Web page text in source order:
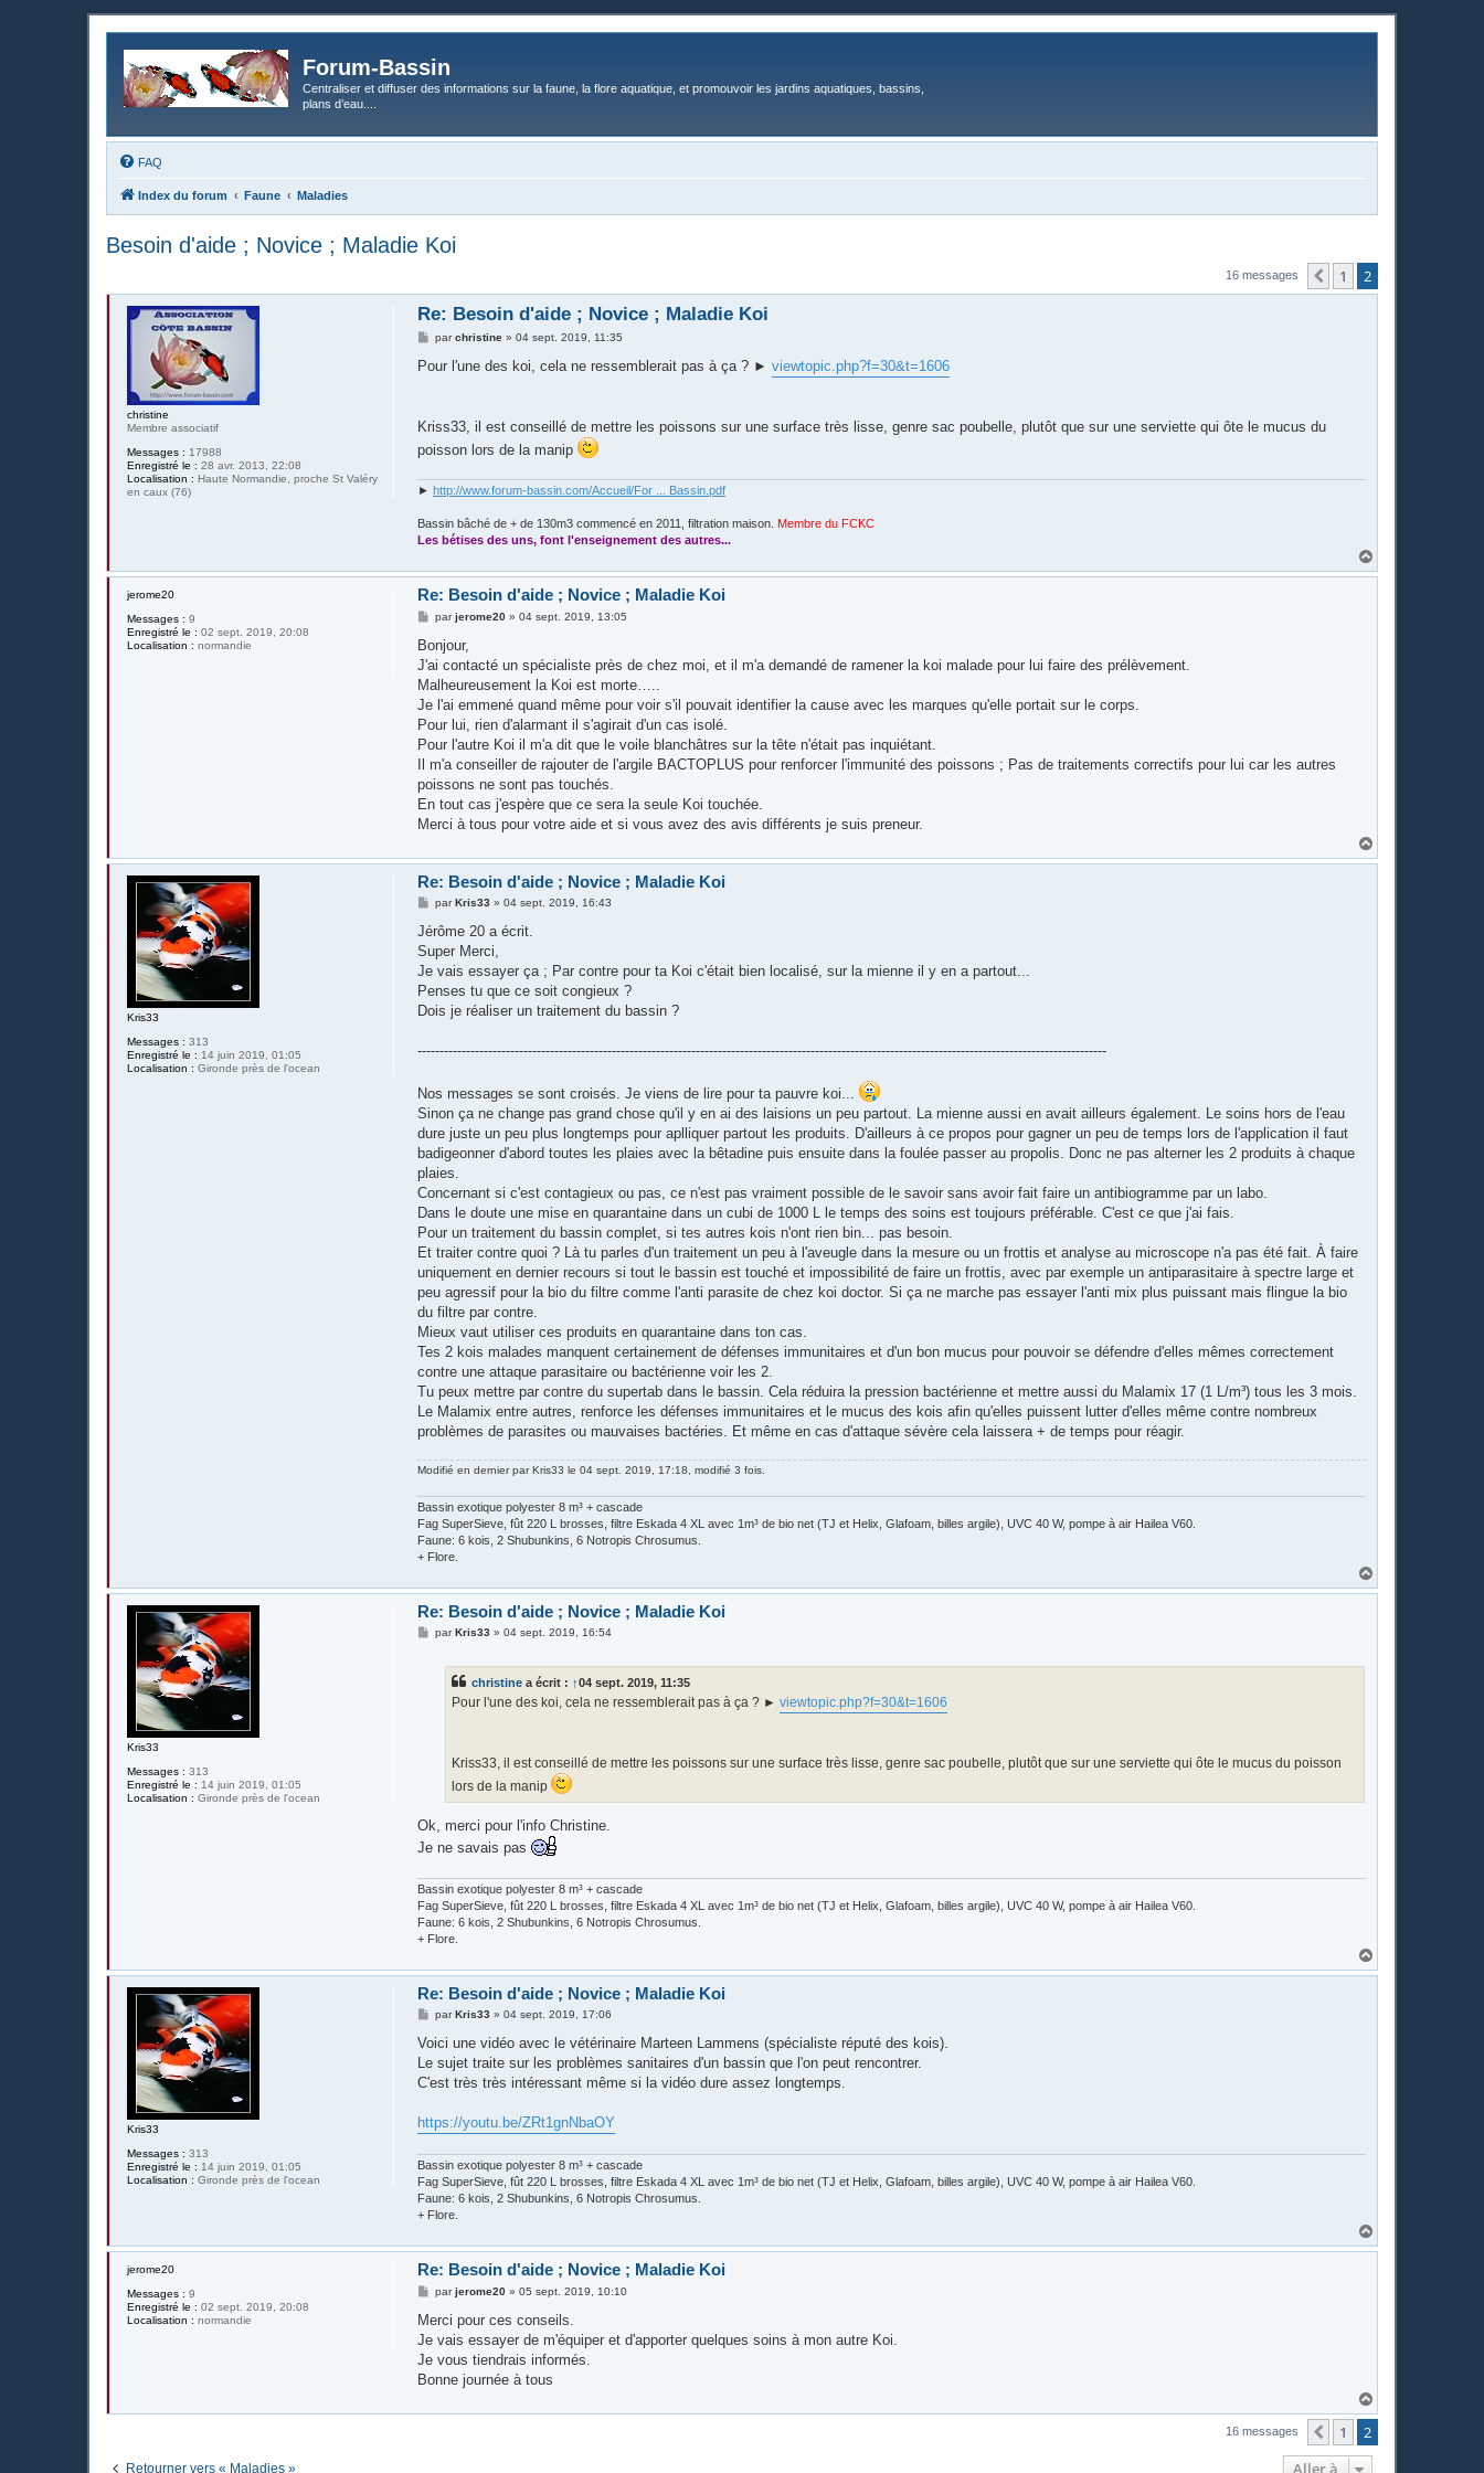
Forum-Bassin
Centraliser et diffuser des informations sur la faune, la flore aquatique, et promouvoir les jardins aquatiques, bassins,
plans d’eau....
FAQ
Index du forum Faune Maladies
Besoin d'aide ; Novice ; Maladie Koi
16 messages Précédente
1 2
christine
Membre associatif
Messages : 17988
Enregistré le : 28 avr. 2013, 22:08
Localisation : Haute Normandie, proche St Valéry
en caux (76)
Re: Besoin d'aide ; Novice ; Maladie Koi
M
s
parchristine »04 sept. 2019, 11:35
Pour l'une des koi, cela ne ressemblerait pas à ça ? ►viewtopic.php?f=30&t=1606
Kriss33, il est conseillé de mettre les poissons sur une surface très lisse, genre sac poubelle, plutôt que sur une serviette qui ôte le mucus du
poisson lors de la manip
► http://www.forum-bassin.com/Accueil/For ... Bassin.pdf
Bassin bâché de + de 130m3 commencé en 2011, filtration maison. Membre du FCKC
Les bétises des uns, font l'enseignement des autres...
a
jerome20
Messages : 9
Enregistré le : 02 sept. 2019, 20:08
Localisation : normandie
Re: Besoin d'aide ; Novice ; Maladie Koi
M
s
a
g
parjerome20 »04 sept. 2019, 13:05
Bonjour,
J'ai contacté un spécialiste près de chez moi, et il m'a demandé de ramener la koi malade pour lui faire des prélèvement.
Malheureusement la Koi est morte…..
Je l'ai emmené quand même pour voir s'il pouvait identifier la cause avec les marques qu'elle portait sur le corps.
Pour lui, rien d'alarmant il s'agirait d'un cas isolé.
Pour l'autre Koi il m'a dit que le voile blanchâtres sur la tête n'était pas inquiétant.
Il m'a conseiller de rajouter de l'argile BACTOPLUS pour renforcer l'immunité des poissons ; Pas de traitements correctifs pour lui car les autres
poissons ne sont pas touchés.
En tout cas j'espère que ce sera la seule Koi touchée.
Merci à tous pour votre aide et si vous avez des avis différents je suis preneur.
a
Kris33
Messages : 313
Enregistré le : 14 juin 2019, 01:05
Localisation : Gironde près de l'ocean
Re: Besoin d'aide ; Novice ; Maladie Koi
M
s
a
g
parKris33 »04 sept. 2019, 16:43
Jérôme 20 a écrit.
Super Merci,
Je vais essayer ça ; Par contre pour ta Koi c'était bien localisé, sur la mienne il y en a partout...
Penses tu que ce soit congieux ?
Dois je réaliser un traitement du bassin ?
------------------------------------------------------------------------------------------------------------------------------------------------------------
Nos messages se sont croisés. Je viens de lire pour ta pauvre koi...
Sinon ça ne change pas grand chose qu'il y en ai des laisions un peu partout. La mienne aussi en avait ailleurs également. Le soins hors de l'eau
dure juste un peu plus longtemps pour aplliquer partout les produits. D'ailleurs à ce propos pour gagner un peu de temps lors de l'application il faut
badigeonner d'abord toutes les plaies avec la bêtadine puis ensuite dans la foulée passer au propolis. Donc ne pas alterner les 2 produits à chaque
plaies.
Concernant si c'est contagieux ou pas, ce n'est pas vraiment possible de le savoir sans avoir fait faire un antibiogramme par un labo.
Dans le doute une mise en quarantaine dans un cubi de 1000 L le temps des soins est toujours préférable. C'est ce que j'ai fais.
Pour un traitement du bassin complet, si tes autres kois n'ont rien bin... pas besoin.
Et traiter contre quoi ? Là tu parles d'un traitement un peu à l'aveugle dans la mesure ou un frottis et analyse au microscope n'a pas été fait. À faire
uniquement en dernier recours si tout le bassin est touché et impossibilité de faire un frottis, avec par exemple un antiparasitaire à spectre large et
peu agressif pour la bio du filtre comme l'anti parasite de chez koi doctor. Si ça ne marche pas essayer l'anti mix plus puissant mais flingue la bio
du filtre par contre.
Mieux vaut utiliser ces produits en quarantaine dans ton cas.
Tes 2 kois malades manquent certainement de défenses immunitaires et d'un bon mucus pour pouvoir se défendre d'elles mêmes correctement
contre une attaque parasitaire ou bactérienne voir les 2.
Tu peux mettre par contre du supertab dans le bassin. Cela réduira la pression bactérienne et mettre aussi du Malamix 17 (1 L/m³) tous les 3 mois.
Le Malamix entre autres, renforce les défenses immunitaires et le mucus des kois afin qu'elles puissent lutter d'elles même contre nombreux
problèmes de parasites ou mauvaises bactéries. Et même en cas d'attaque sévère cela laissera + de temps pour réagir.
Modifié en dernier parKris33 le 04 sept. 2019, 17:18, modifié 3 fois.
Bassin exotique polyester 8 m³ + cascade
Fag SuperSieve, fût 220 L brosses, filtre Eskada 4 XL avec 1m³ de bio net (TJ et Helix, Glafoam, billes argile), UVC 40 W, pompe à air Hailea V60.
Faune: 6 kois, 2 Shubunkins, 6 Notropis Chrosumus.
+ Flore.
a
Kris33
Messages : 313
Enregistré le : 14 juin 2019, 01:05
Localisation : Gironde près de l'ocean
Re: Besoin d'aide ; Novice ; Maladie Koi
Mpar Kris33 »04 sept. 2019, 16:54
christine a écrit : ↑04 sept. 2019, 11:35
Pour l'une des koi, cela ne ressemblerait pas à ça ? ►viewtopic.php?f=30&t=1606
Kriss33, il est conseillé de mettre les poissons sur une surface très lisse, genre sac poubelle, plutôt que sur une serviette qui ôte le mucus du poisson
lors de la manip
Ok, merci pour l'info Christine.
Je ne savais pas
Bassin exotique polyester 8 m³ + cascade
Fag SuperSieve, fût 220 L brosses, filtre Eskada 4 XL avec 1m³ de bio net (TJ et Helix, Glafoam, billes argile), UVC 40 W, pompe à air Hailea V60.
Faune: 6 kois, 2 Shubunkins, 6 Notropis Chrosumus.
+ Flore.
a
Kris33
Messages : 313
Enregistré le : 14 juin 2019, 01:05
Localisation : Gironde près de l'ocean
Re: Besoin d'aide ; Novice ; Maladie Koi
M
s
a
g
parKris33 »04 sept. 2019, 17:06
Voici une vidéo avec le vétérinaire Marteen Lammens (spécialiste réputé des kois).
Le sujet traite sur les problèmes sanitaires d'un bassin que l'on peut rencontrer.
C'est très très intéressant même si la vidéo dure assez longtemps.
https://youtu.be/ZRt1gnNbaOY
Bassin exotique polyester 8 m³ + cascade
Fag SuperSieve, fût 220 L brosses, filtre Eskada 4 XL avec 1m³ de bio net (TJ et Helix, Glafoam, billes argile), UVC 40 W, pompe à air Hailea V60.
Faune: 6 kois, 2 Shubunkins, 6 Notropis Chrosumus.
+ Flore.
a
jerome20
Messages : 9
Enregistré le : 02 sept. 2019, 20:08
Localisation : normandie
Re: Besoin d'aide ; Novice ; Maladie Koi
M
s
a
g
parjerome20 »05 sept. 2019, 10:10
Merci pour ces conseils.
Je vais essayer de m'équiper et d'apporter quelques soins à mon autre Koi.
Je vous tiendrais informés.
Bonne journée à tous
a
t
16 messages Précédente
1 2
Retourner vers « Maladies » Aller à